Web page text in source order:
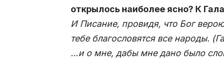
открылось наиболее ясно? К
И Писание, провидя, что Бог
тебе благословятся все народы.
…и о мне, дабы мне дано было